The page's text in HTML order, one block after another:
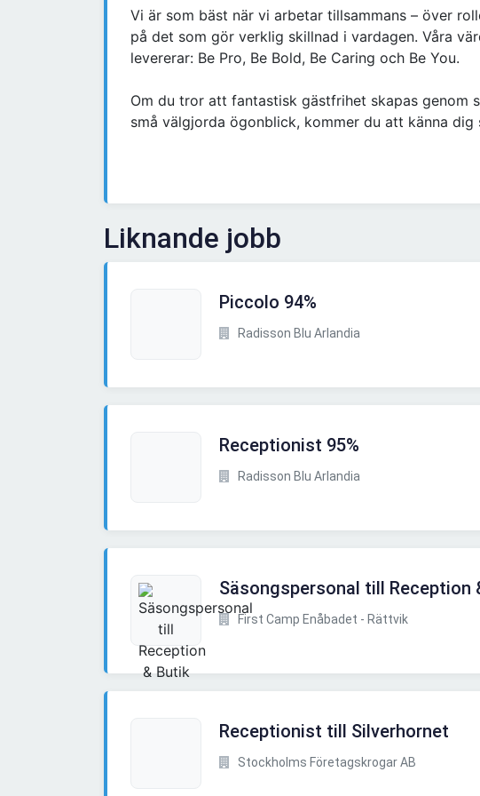
Vi är som bäst när vi arbetar tillsammans – över
på det som gör verklig skillnad i vardagen. Våra
levererar: Be Pro, Be Bold, Be Caring och Be You.
Om du tror att fantastisk gästfrihet skapas genom
små välgjorda ögonblick, kommer du att känna dig
Liknande jobb
Piccolo 94%
Radisson Blu Arlandia
Receptionist 95%
Radisson Blu Arlandia
Säsongspersonal till Reception
First Camp Enåbadet - Rättvik
Receptionist till Silverhornet
Stockholms Företagskrogar AB